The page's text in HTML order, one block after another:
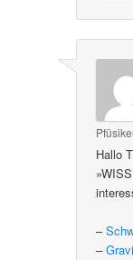
Hallo
–
–